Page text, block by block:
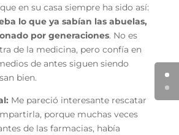
en su casa siempre ha sido así:
lo que ya sabían las abuelas,
por generaciones. No es
de la medicina, pero confía en
de antes siguen siendo
bien.
Me pareció interesante rescatar
porque muchas veces
de las farmacias, había